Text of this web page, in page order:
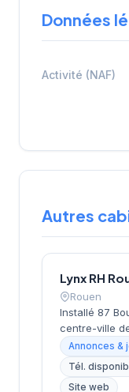
Données
Activité (NAF)
Autres
Lynx RH
Rouen
Installé 87
centre-ville
recrutement
placement
humaines
Annonces &
Tél.
Site web